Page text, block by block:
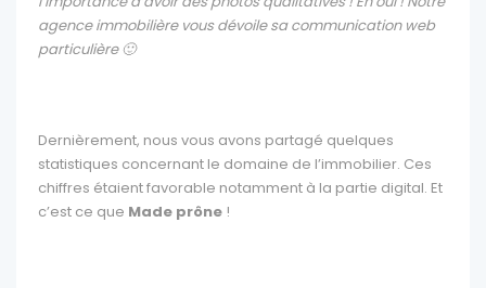
agence immobilière vous dévoile sa communication web
particulière 🙂
Dernièrement, nous vous avons partagé quelques
statistiques concernant le domaine de l’immobilier. Ces
chiffres étaient favorable notamment à la partie digital. Et
c’est ce que Made prône !